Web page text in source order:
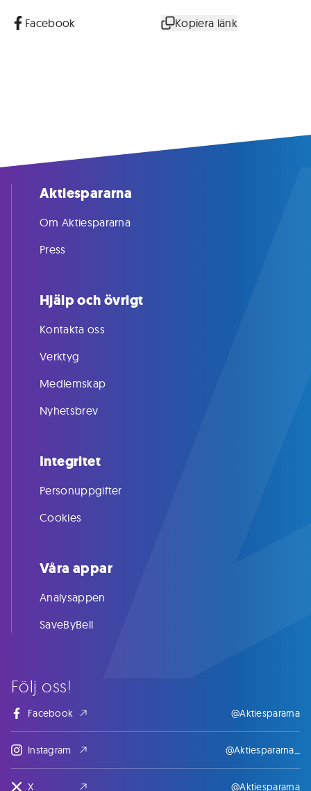
Facebook Kopiera länk
Följ oss!
Facebook @Aktiespararna
Instagram @Aktiespararna_
X @Aktiespararna
Aktiespararna
Om Aktiespararna
Press
Hjälp och övrigt
Kontakta oss
Verktyg
Medlemskap
Nyhetsbrev
Integritet
Personuppgifter
Cookies
Våra appar
Analysappen
SaveByBell